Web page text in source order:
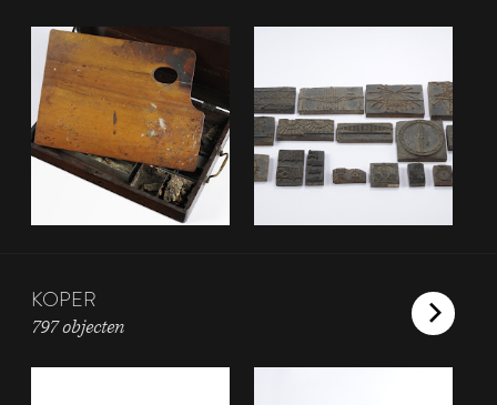
KOPER
797 objecten